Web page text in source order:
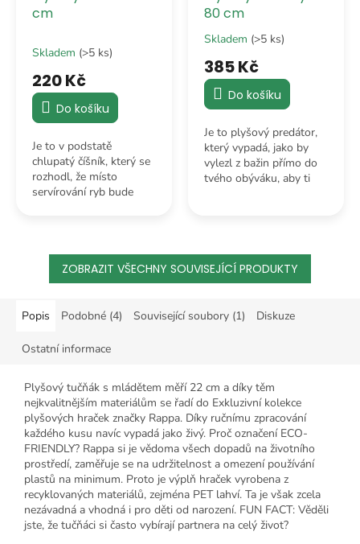
cm
Skladem (>5 ks)
220 Kč
Do košíku
Je to v podstatě
chlupatý číšník, který se
rozhodl, že místo
servírování ryb bude
čerstvě napadaný sníh.
80 cm
Průměrné
hodnocení
produktu
je
5,0
5
hvězdiček.
Skladem (>5 ks)
385 Kč
Do košíku
Je to plyšový predátor,
který vypadá, jako by
vylezl z bažin přímo do
tvého obýváku, aby ti
ZOBRAZIT VŠECHNY SOUVISEJÍCÍ PRODUKTY
Popis Podobné (4) Související soubory (1) Diskuze
Ostatní informace
Plyšový tučňák s mládětem měří 22 cm a díky těm
nejkvalitnějším materiálům se řadí do Exkluzivní kolekce
plyšových hraček značky Rappa. Díky ručnímu zpracování
každého kusu navíc vypadá jako živý. Proč označení ECO-
FRIENDLY? Rappa si je vědoma všech dopadů na životního
prostředí, zaměřuje se na udržitelnost a omezení používání
plastů na minimum. Proto je výplň hraček vyrobena z
recyklovaných materiálů, zejména PET lahví. Ta je však zcela
nezávadná a vhodná i pro děti od narození. FUN FACT: Věděli
jste, že tučňáci si často vybírají partnera na celý život?